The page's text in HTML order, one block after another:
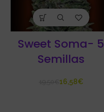
Sweet Soma- 5
Semillas
16,58€